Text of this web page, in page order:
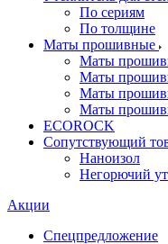
По сериям
По толщине
Маты прошивные
Маты
Маты
Маты
Маты
ECOROCK
Сопутствующий
Наноизол
Негорючий
Акции
Спецпредложение